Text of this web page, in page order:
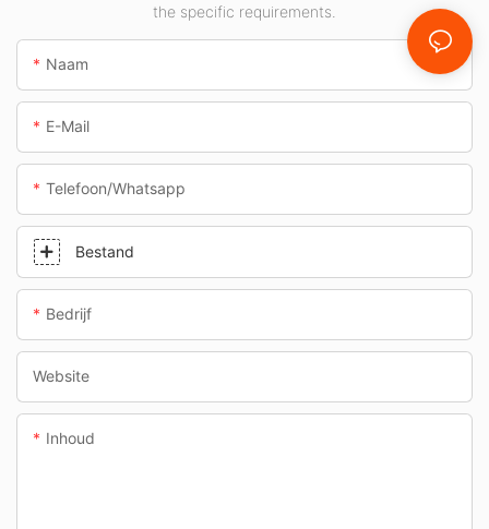
the specific requirements.
Naam
E-Mail
Telefoon/whatsapp
Bestand
Bedrijf
Website
Inhoud